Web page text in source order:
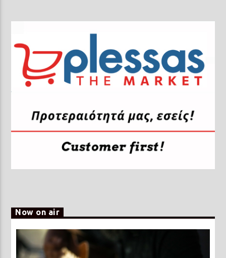
Now on air